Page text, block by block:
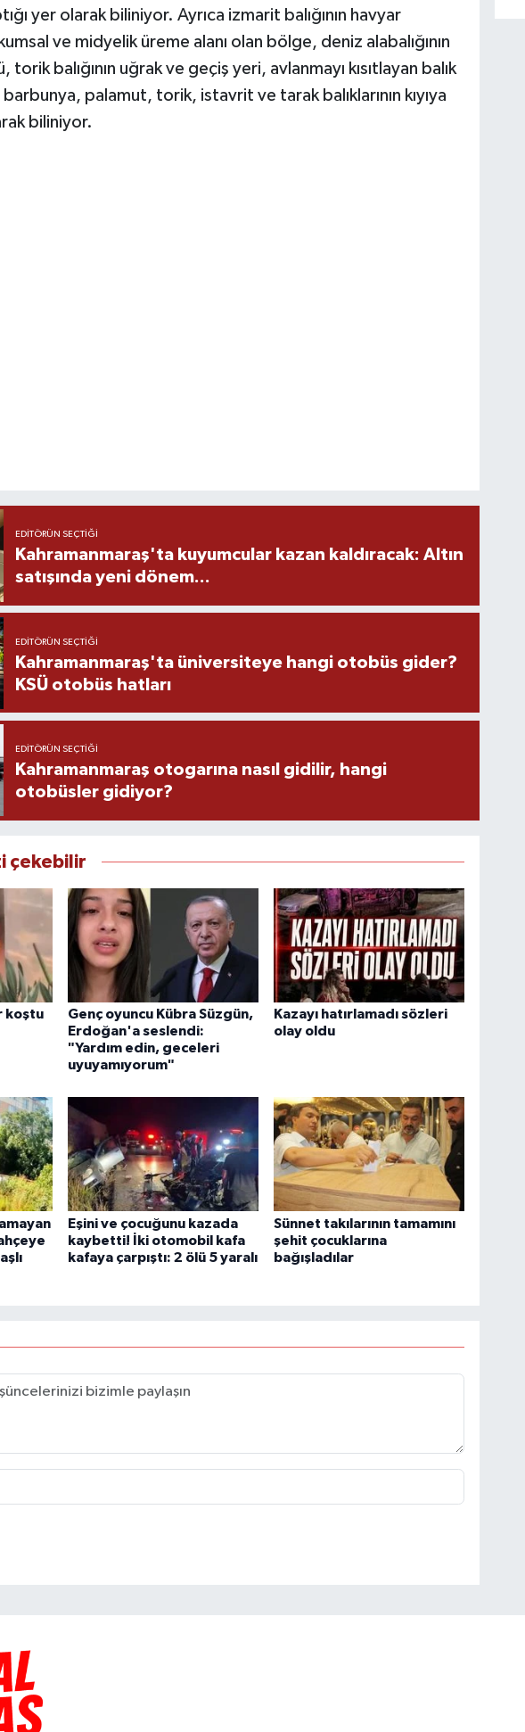
yer olarak biliniyor. Ayrıca izmarit balığının havyar
ve midyelik üreme alanı olan bölge, deniz alabalığının
balığının uğrak ve geçiş yeri, avlanmayı kısıtlayan balık
palamut, torik, istavrit ve tarak balıklarının kıyıya
biliniyor.
EDITÖRÜN SEÇTIĞI
Kahramanmaraş'ta kuyumcular kazan kaldıracak: Altın
satışında yeni dönem...
EDITÖRÜN SEÇTIĞI
Kahramanmaraş'ta üniversiteye hangi otobüs gider?
KSÜ otobüs hatları
EDITÖRÜN SEÇTIĞI
Kahramanmaraş otogarına nasıl gidilir, hangi
otobüsler gidiyor?
çekebilir
koştu
Genç oyuncu Kübra Süzgün,
Erdoğan'a seslendi:
"Yardım edin, geceleri
uyuyamıyorum"
Kazayı hatırlamadı sözleri
olay oldu
Eşini ve çocuğunu kazada
kaybetti! İki otomobil kafa
kafaya çarpıştı: 2 ölü 5 yaralı
Sünnet takılarının tamamını
şehit çocuklarına
bağışladılar